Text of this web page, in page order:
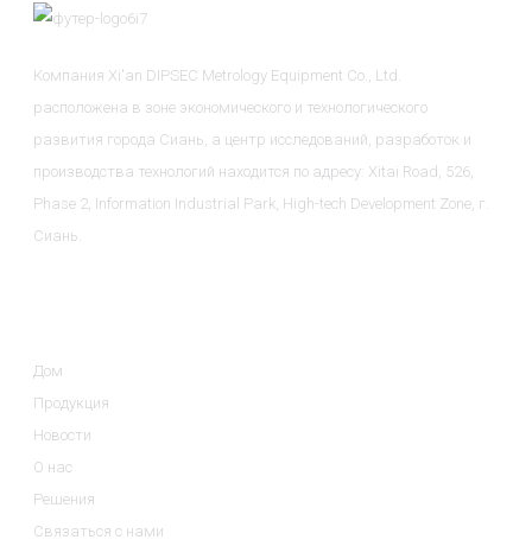
Компания Xi'an DIPSEC Metrology Equipment Co., Ltd.
расположена в зоне экономического и технологического
развития города Сиань, а центр исследований, разработок и
производства технологий находится по адресу: Xitai Road, 526,
Phase 2, Information Industrial Park, High-tech Development Zone, г.
Сиань.
Дом
Продукция
Новости
О нас
Решения
Связаться с нами